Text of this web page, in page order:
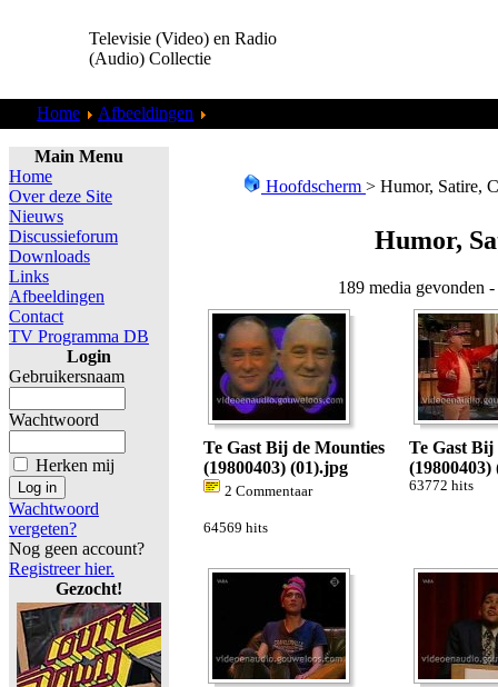
Televisie (Video) en Radio
(Audio) Collectie
Home Afbeeldingen
Main Menu
Home
Over deze Site
Nieuws
Discussieforum
Downloads
Links
Afbeeldingen
Contact
TV Programma DB
Login
Gebruikersnaam
Wachtwoord
Herken mij
Wachtwoord
vergeten?
Nog geen account?
Registreer hier.
Gezocht!
Hoofdscherm > Humor, Satire,
Humor,
189 media gevonden
Te Gast Bij de Mounties
(19800403) (01).jpg
2 Commentaar
64569 hits
Te Gast Bij
(19800403)
63772 hits